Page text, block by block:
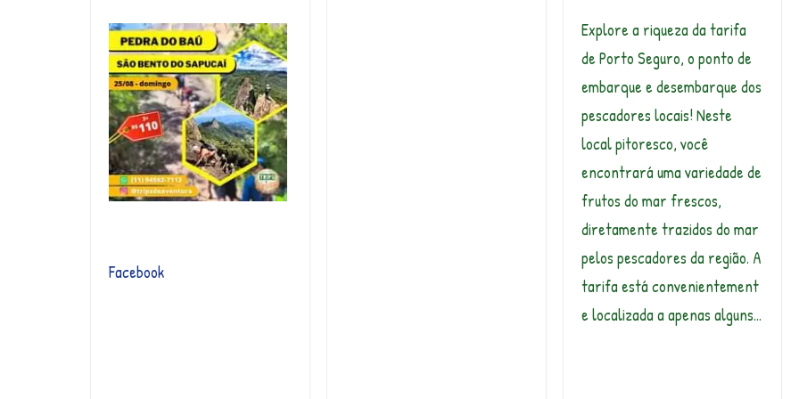
Facebook
Explore a riqueza da tarifa
de Porto Seguro, o ponto de
embarque e desembarque dos
pescadores locais! Neste
local pitoresco, você
encontrará uma variedade de
frutos do mar frescos,
diretamente trazidos do mar
pelos pescadores da região. A
tarifa está convenientement
e localizada a apenas alguns…